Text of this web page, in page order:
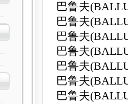
巴鲁夫
巴鲁夫
巴鲁夫
巴鲁夫
巴鲁夫
巴鲁夫
巴鲁夫